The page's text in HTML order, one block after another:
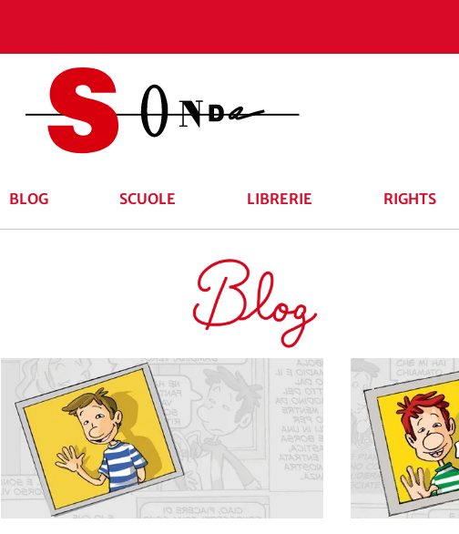
BLOG SCUOLE LIBRERIE RIGHTS